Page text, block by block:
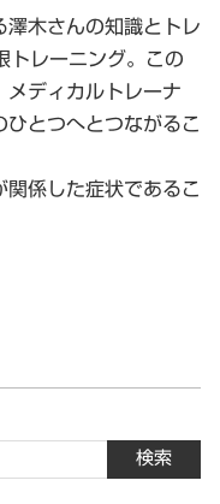
木さんの知識とトレ
レーニング。この
ディカルトレーナ
とつへとつながるこ
係した症状であるこ
検索